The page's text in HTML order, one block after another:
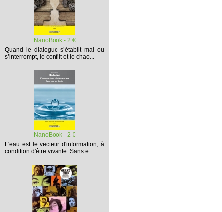
NanoBook - 2 €
Quand le dialogue s’établit mal ou
s’interrompt, le conflit et le chao...
NanoBook - 2 €
L'eau est le vecteur d'information, à
condition d'être vivante. Sans e...